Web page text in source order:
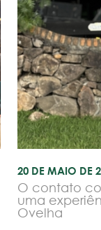
20 DE MAIO DE
O contato
uma
Ovelha